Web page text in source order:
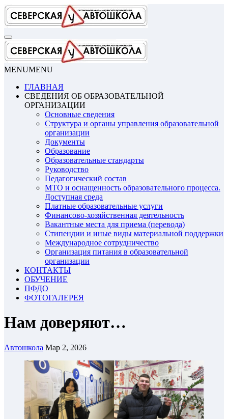
Перейти
содержимому
MENUMENU
ГЛАВНАЯ
СВЕДЕНИЯ ОБ ОБРАЗОВАТЕЛЬНОЙ
ОРГАНИЗАЦИИ
Основные сведения
Структура и органы управления образовательной
организации
Документы
Образование
Образовательные стандарты
Руководство
Педагогический состав
МТО и оснащенность образовательного процесса.
Доступная среда
Платные образовательные услуги
Финансово-хозяйственная деятельность
Вакантные места для приема (перевода)
Стипендии и иные виды материальной поддержки
Международное сотрудничество
Организация питания в образовательной
организации
КОНТАКТЫ
ОБУЧЕНИЕ
ПФДО
ФОТОГАЛЕРЕЯ
Нам доверяют…
Автошкола Мар 2, 2026